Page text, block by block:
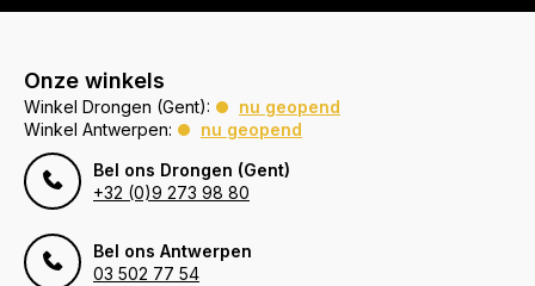
Onze winkels
Winkel Drongen (Gent):
nu geopend
Winkel Antwerpen:
nu geopend
Bel ons Drongen (Gent)
+32 (0)9 273 98 80
Bel ons Antwerpen
03 502 77 54